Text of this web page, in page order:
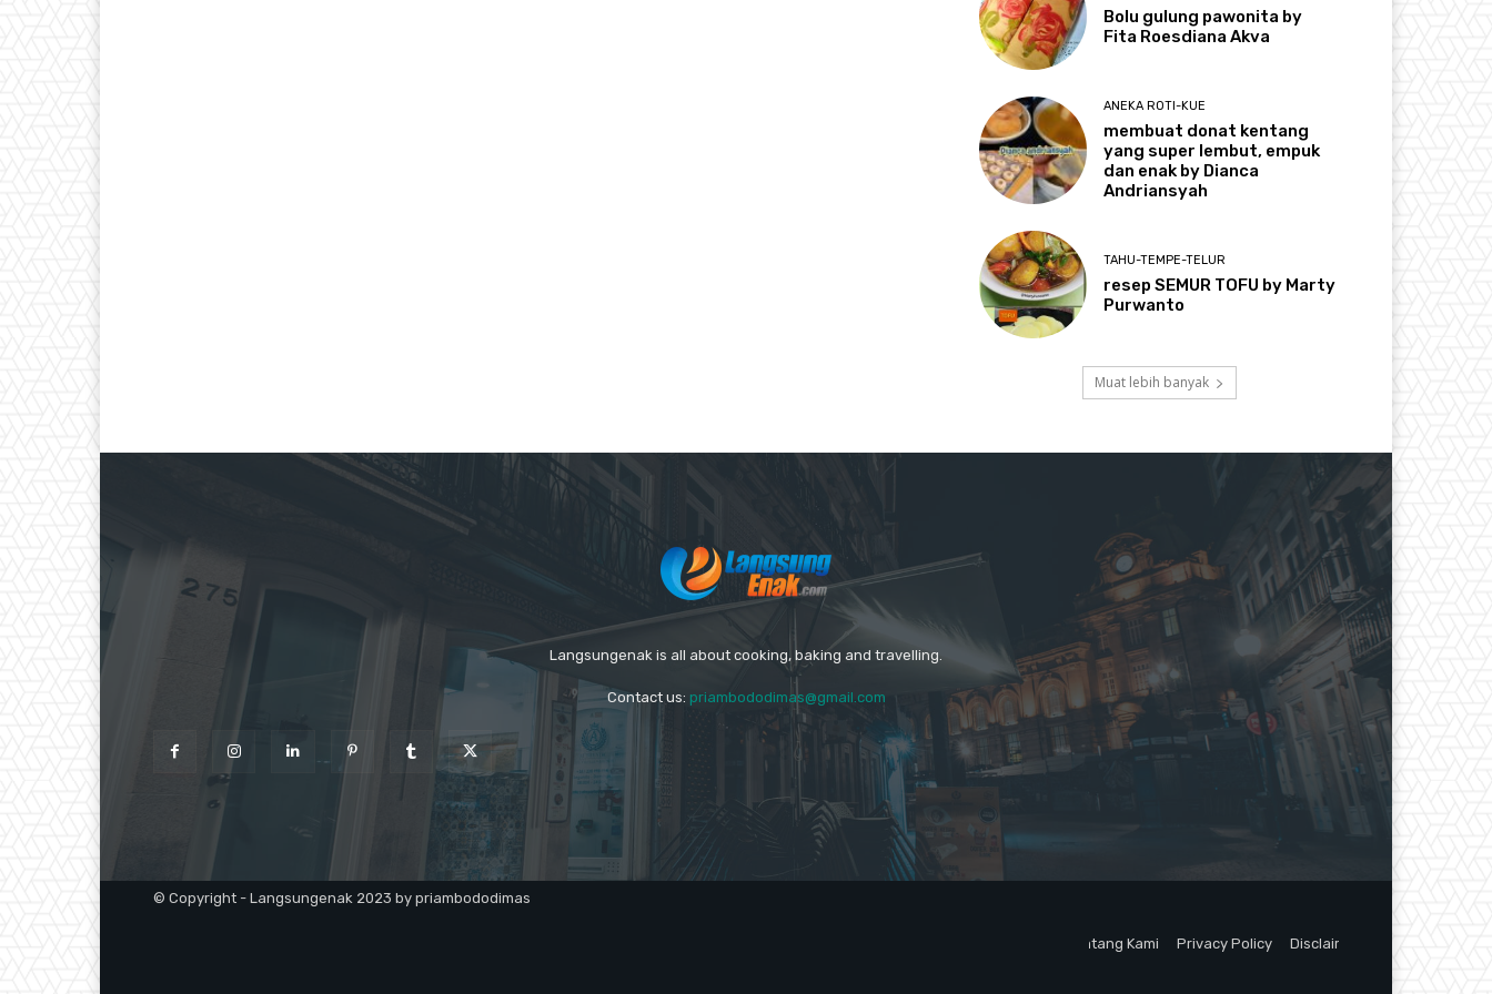
Bolu gulung pawonita by
Fita Roesdiana Akva
ANEKA ROTI-KUE
membuat donat kentang
yang super lembut, empuk
dan enak by Dianca
Andriansyah
TAHU-TEMPE-TELUR
resep SEMUR TOFU by Marty
Purwanto
Muat lebih banyak
Langsungenak is all about cooking, baking and travelling.
Contact us: priambododimas@gmail.com
© Copyright - Langsungenak 2023 by priambododimas
Tentang Kami Privacy Policy Disclaimer